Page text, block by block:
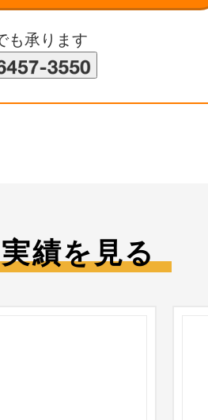
も承ります
績を見る